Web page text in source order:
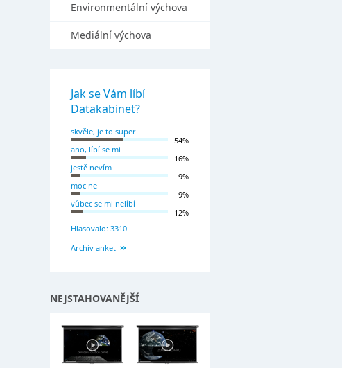
Environmentální výchova
Mediální výchova
Jak se Vám líbí
Datakabinet?
skvěle, je to super
54%
ano, líbí se mi
16%
jestě nevím
9%
moc ne
9%
vůbec se mi nelíbí
12%
Hlasovalo: 3310
Archiv anket
NEJSTAHOVANĚJŠÍ